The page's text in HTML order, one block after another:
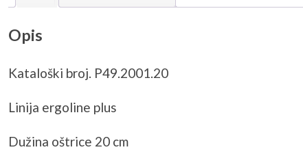
Opis
Kataloški broj. P49.2001.20
Linija ergoline plus
Dužina oštrice 20 cm